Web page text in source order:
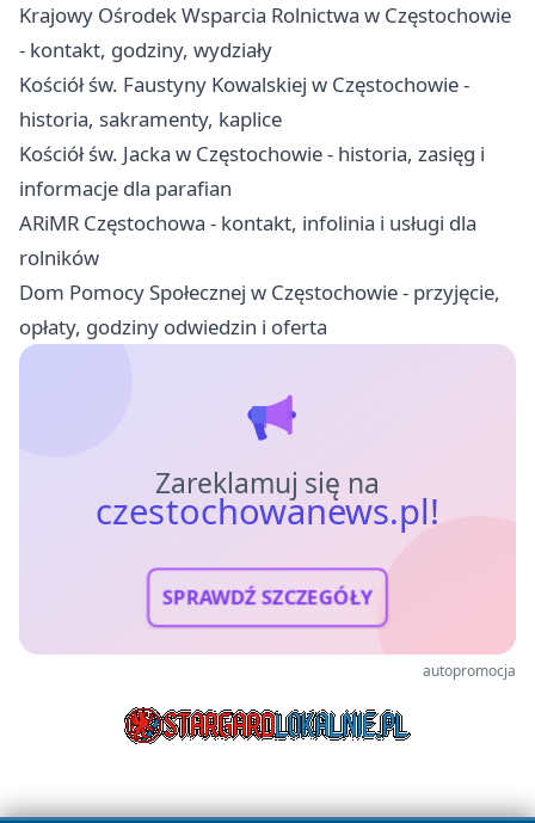
Krajowy Ośrodek Wsparcia Rolnictwa w Częstochowie
- kontakt, godziny, wydziały
Kościół św. Faustyny Kowalskiej w Częstochowie -
historia, sakramenty, kaplice
Kościół św. Jacka w Częstochowie - historia, zasięg i
informacje dla parafian
ARiMR Częstochowa - kontakt, infolinia i usługi dla
rolników
Dom Pomocy Społecznej w Częstochowie - przyjęcie,
opłaty, godziny odwiedzin i oferta
Zareklamuj się na
czestochowanews.pl!
SPRAWDŹ SZCZEGÓŁY
autopromocja